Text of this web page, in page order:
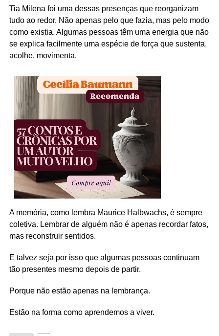
Tia Milena foi uma dessas presenças que reorganizam
tudo ao redor. Não apenas pelo que fazia, mas pelo modo
como existia. Algumas pessoas têm uma energia que não
se explica facilmente uma espécie de força que sustenta,
acolhe, movimenta.
A memória, como lembra Maurice Halbwachs, é sempre
coletiva. Lembrar de alguém não é apenas recordar fatos,
mas reconstruir sentidos.
E talvez seja por isso que algumas pessoas continuam
tão presentes mesmo depois de partir.
Porque não estão apenas na lembrança.
Estão na forma como aprendemos a viver.